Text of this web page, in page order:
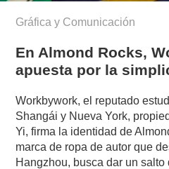
Gráfica y Comunicación
En Almond Rocks,
apuesta por la
Workbywork, el reputado
Shangái y Nueva York,
Yi, firma la identidad de
marca de ropa de autor que
Hangzhou, busca dar un